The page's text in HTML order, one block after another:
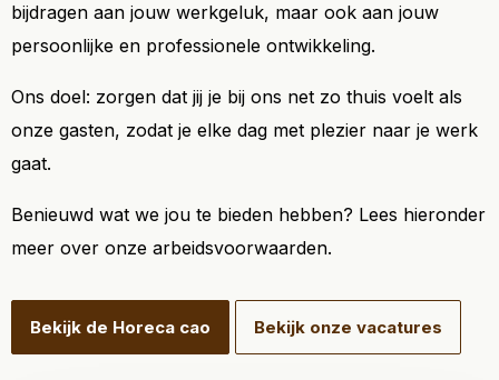
bijdragen aan jouw werkgeluk, maar ook aan jouw
persoonlijke en professionele ontwikkeling.
Ons doel: zorgen dat jij je bij ons net zo thuis voelt als
onze gasten, zodat je elke dag met plezier naar je werk
gaat.
Benieuwd wat we jou te bieden hebben? Lees hieronder
meer over onze arbeidsvoorwaarden.
Bekijk de Horeca cao Bekijk onze vacatures